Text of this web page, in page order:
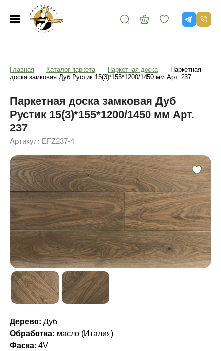
Главная — Каталог паркета — Паркетная доска — Паркетная
доска замковая Дуб Рустик 15(3)*155*1200/1450 мм Арт. 237
Паркетная доска замковая Дуб
Рустик 15(3)*155*1200/1450 мм Арт.
237
Артикул: EFZ237-4
Дерево: Дуб
Обработка: масло (Италия)
Фаска: 4V